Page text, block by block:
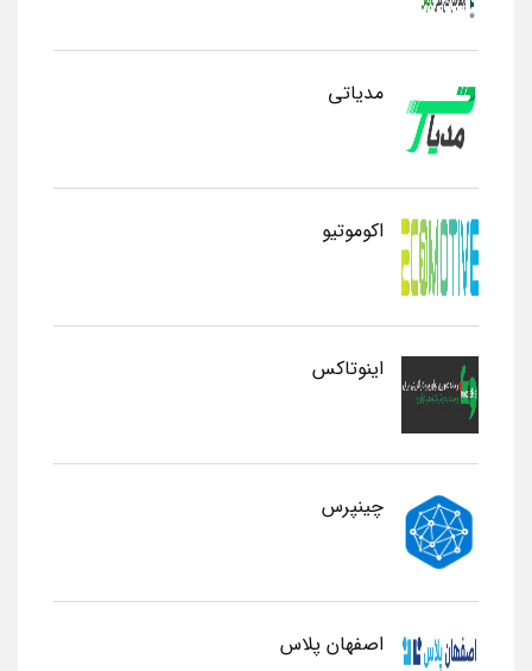
مدیاتی
اکوموتیو
اینوتاکس
چینپرس
اصفهان پلاس